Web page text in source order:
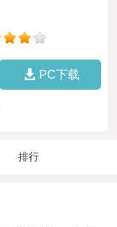
PC下载
排行